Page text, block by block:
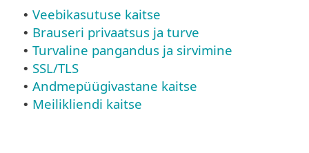
• Veebikasutuse kaitse
• Brauseri privaatsus ja turve
• Turvaline pangandus ja sirvimine
• SSL/TLS
• Andmepüügivastane kaitse
• Meilikliendi kaitse